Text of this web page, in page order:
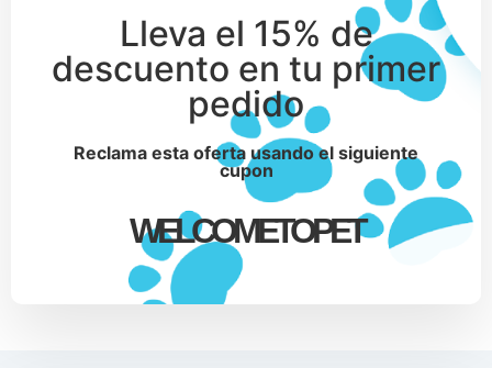
Lleva el 15% de
descuento en tu primer
pedido
Reclama esta oferta usando el siguiente
cupon
WELCOMETOPET